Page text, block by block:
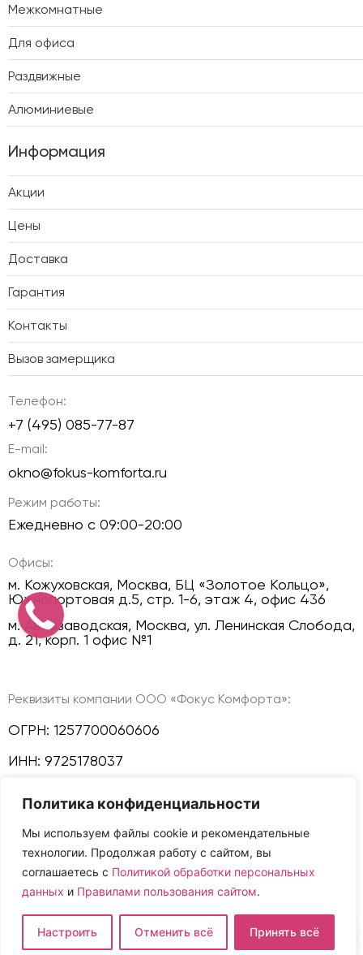
Политика конфиденциальности
Мы используем файлы cookie и рекомендательные
технологии. Продолжая работу с сайтом, вы
соглашаетесь с Политикой обработки персональных
данных и Правилами пользования сайтом.
Настроить Отменить всё Принять всё
Межкомнатные
Для офиса
Раздвижные
Алюминиевые
Информация
Акции
Цены
Доставка
Гарантия
Контакты
Вызов замерщика
Телефон:
+7 (495) 085-77-87
E-mail:
okno@fokus-komforta.ru
Режим работы:
Ежедневно с 09:00-20:00
Офисы:
м. Кожуховская, Москва, БЦ «Золотое Кольцо»,
Южнопортовая д.5, стр. 1-6, этаж 4, офис 436
м. Автозаводская, Москва, ул. Ленинская Слобода,
д. 21, корп. 1 офис №1
Реквизиты компании ООО «Фокус Комфорта»:
ОГРН: 1257700060606
ИНН: 9725178037
КПП: 772501001
Политика конфиденциальности
Сайт и размещенная на нем информация не
являются публичной офертой